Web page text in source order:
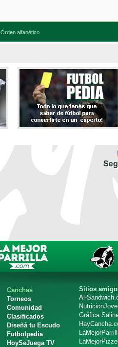
Orden alfabético
Canchas
Torneos
Comunidad
Clasificados
Diseñá tu Escudo
Futbolpedia
HoySeJuega TV
Sitios
Al-
Gráfica